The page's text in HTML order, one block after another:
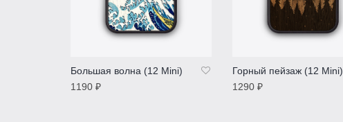
Большая волна (12 Mini)
1190 ₽
Горный пейзаж (12 Mini)
1290 ₽